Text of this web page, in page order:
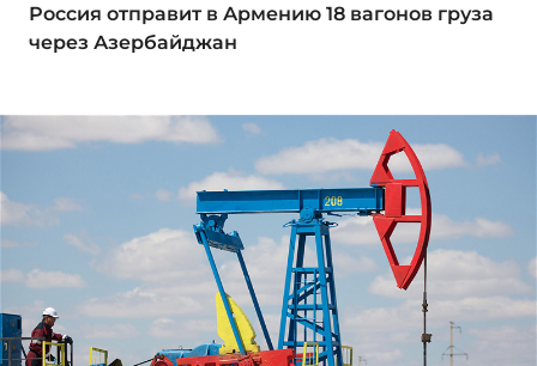
Россия отправит в Армению 18 вагонов груза
через Азербайджан